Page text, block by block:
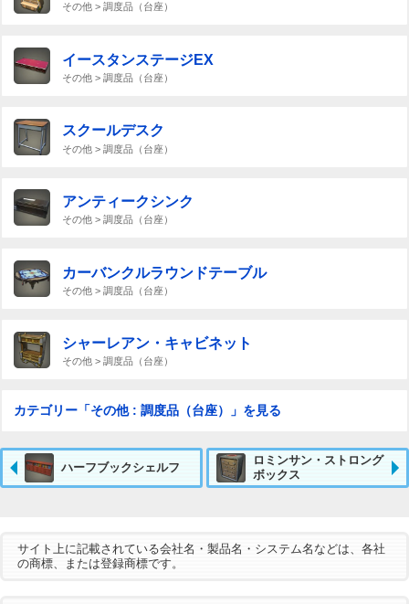
その他 > 調度品（台座）
イースタンステージEX
その他 > 調度品（台座）
スクールデスク
その他 > 調度品（台座）
アンティークシンク
その他 > 調度品（台座）
カーバンクルラウンドテーブル
その他 > 調度品（台座）
シャーレアン・キャビネット
その他 > 調度品（台座）
カテゴリー「その他 : 調度品（台座）」を見る
ハーフブックシェルフ
ロミンサン・ストロング
ボックス
サイト上に記載されている会社名・製品名・システム名などは、各社
の商標、または登録商標です。